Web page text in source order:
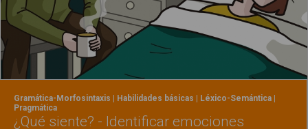
Gramática-Morfosintaxis | Habilidades básicas | Léxico-Semántica |
Pragmática
¿Qué siente? - Identificar emociones